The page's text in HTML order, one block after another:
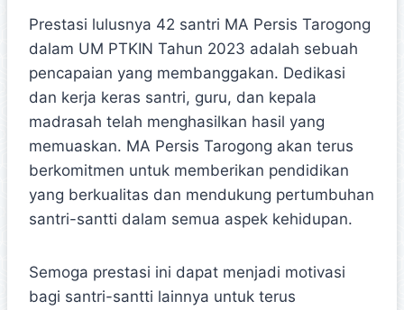
Prestasi lulusnya 42 santri MA Persis Tarogong
dalam UM PTKIN Tahun 2023 adalah sebuah
pencapaian yang membanggakan. Dedikasi
dan kerja keras santri, guru, dan kepala
madrasah telah menghasilkan hasil yang
memuaskan. MA Persis Tarogong akan terus
berkomitmen untuk memberikan pendidikan
yang berkualitas dan mendukung pertumbuhan
santri-santti dalam semua aspek kehidupan.
Semoga prestasi ini dapat menjadi motivasi
bagi santri-santti lainnya untuk terus